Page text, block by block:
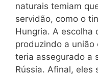
naturais temiam
servidão, como o
Hungria. A escolha
produzindo a união
teria assegurado a
Rússia. Afinal, eles